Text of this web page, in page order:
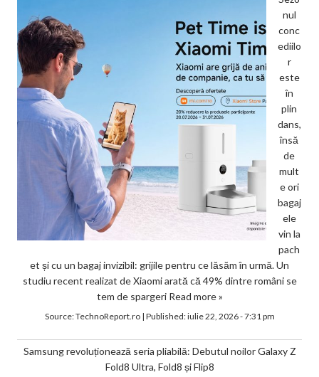
nul
conc
ediilo
r
este
în
plin
dans,
însă
de
mult
e ori
bagaj
ele
vin la
pach
et și cu un bagaj invizibil: grijile pentru ce lăsăm în urmă. Un
studiu recent realizat de Xiaomi arată că 49% dintre români se
tem de spargeri Read more »
Source:TechnoReport.ro| Published:iulie 22, 2026 - 7:31 pm
Samsung revoluționează seria pliabilă: Debutul noilor Galaxy Z
Fold8 Ultra, Fold8 și Flip8